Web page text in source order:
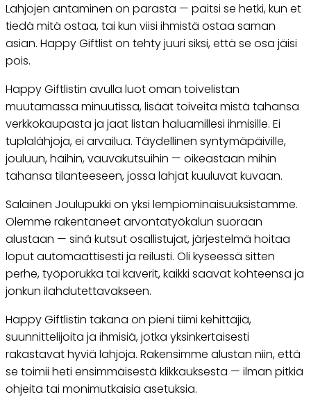
Lahjojen antaminen on parasta — paitsi se hetki, kun et
tiedä mitä ostaa, tai kun viisi ihmistä ostaa saman
asian. Happy Giftlist on tehty juuri siksi, että se osa jäisi
pois.
Happy Giftlistin avulla luot oman toivelistan
muutamassa minuutissa, lisäät toiveita mistä tahansa
verkkokaupasta ja jaat listan haluamillesi ihmisille. Ei
tuplalähjoja, ei arvailua. Täydellinen syntymäpäiville,
jouluun, häihin, vauvakutsuihin — oikeastaan mihin
tahansa tilanteeseen, jossa lahjat kuuluvat kuvaan.
Salainen Joulupukki on yksi lempiominaisuuksistamme.
Olemme rakentaneet arvontatyökalun suoraan
alustaan — sinä kutsut osallistujat, järjestelmä hoitaa
loput automaattisesti ja reilusti. Oli kyseessä sitten
perhe, työporukka tai kaverit, kaikki saavat kohteensa ja
jonkun ilahdutettavakseen.
Happy Giftlistin takana on pieni tiimi kehittäjiä,
suunnittelijoita ja ihmisiä, jotka yksinkertaisesti
rakastavat hyviä lahjoja. Rakensimme alustan niin, että
se toimii heti ensimmäisestä klikkauksesta — ilman pitkiä
ohjeita tai monimutkaisia asetuksia.